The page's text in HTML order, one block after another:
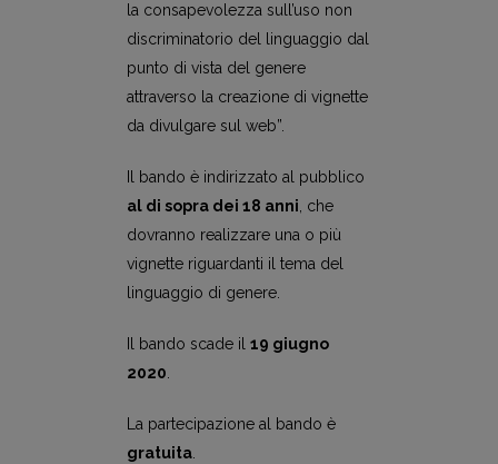
la consapevolezza sull’uso non
discriminatorio del linguaggio dal
punto di vista del genere
attraverso la creazione di vignette
da divulgare sul web”.
Il bando è indirizzato al pubblico
al di sopra dei 18 anni, che
dovranno realizzare una o più
vignette riguardanti il tema del
linguaggio di genere.
Il bando scade il 19 giugno
2020.
La partecipazione al bando è
gratuita.